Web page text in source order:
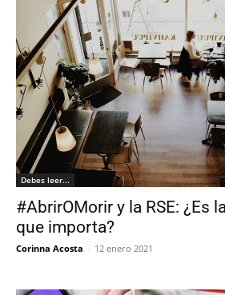
Debes leer...
#AbrirOMorir y la RSE: ¿Es
que importa?
Corinna Acosta - 12 enero 2021